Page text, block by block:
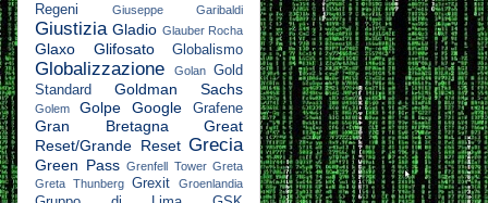
Regeni
Giuseppe Garibaldi
Giustizia Gladio Glauber Rocha
Glaxo Glifosato Globalismo
Globalizzazione Golan Gold
Standard
Goldman Sachs
Golem Golpe Google Grafene
Gran Bretagna
Great
Reset/Grande Reset Grecia
Green Pass Grenfell Tower Greta
Greta Thunberg Grexit Groenlandia